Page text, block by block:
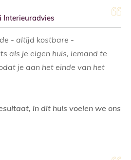
Interieuradvies
- altijd kostbare -
als je eigen huis, iemand te
je aan het einde van het
in dit huis voelen we ons